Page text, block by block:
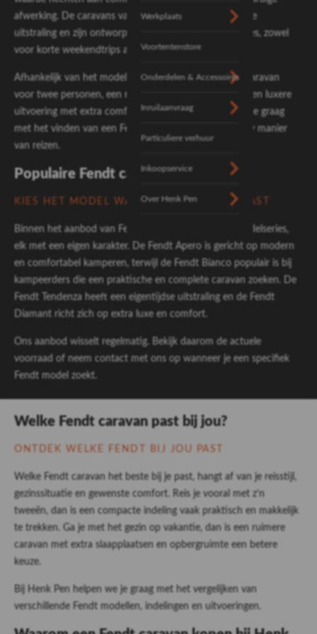
Werkplaats
Voortentenstore
Onderdelen & Accessoires
Inruilaanvraag
Particuliere verhuur
Inkoopservice
Over Henk Pen
afwerking. De caravans van Fendt hebben een moderne
uitstraling en zijn ontworpen voor ontspannen vakanties, zowel
voor korte weekendtrips als langere reizen.
Afhankelijk van het model kies je voor een compacte caravan
voor twee personen, een ruime gezinsindeling of juist een luxere
uitvoering met extra comfort. Bij Henk Pen helpen we je graag
met het vinden van een Fendt caravan die past bij jouw manier
van reizen.
Populaire Fendt caravan modellen
KIES HET MODEL WAT HET BESTE BIJ JE PAST
Binnen het aanbod van Fendt vind je verschillende modelseries,
elk met een eigen karakter. De Fendt Apero is gericht op modern
en comfortabel kamperen, terwijl de Fendt Bianco populair is bij
kampeerders die een praktische en complete caravan zoeken. De
Fendt Tendenza heeft een eigentijdse uitstraling en de Fendt
Diamant richt zich op extra luxe en comfort.
Ons aanbod wisselt regelmatig. Bekijk daarom de actuele
voorraad of neem contact met ons op wanneer je een specifiek
Fendt model zoekt.
Welke Fendt caravan past bij jou?
ONTDEK WELKE FENDT BIJ JOU PAST
Welke Fendt caravan het beste bij je past, hangt af van je reisstijl,
gezinssituatie en gewenste comfort. Reis je vooral met z’n
tweeën, dan is een compacte indeling vaak praktisch en makkelijk
te trekken. Ga je met het gezin op vakantie, dan is een ruimere
caravan met extra slaapplaatsen en opbergruimte een betere
keuze.
Bij Henk Pen helpen we je graag met het vergelijken van
verschillende Fendt modellen, indelingen en uitvoeringen.